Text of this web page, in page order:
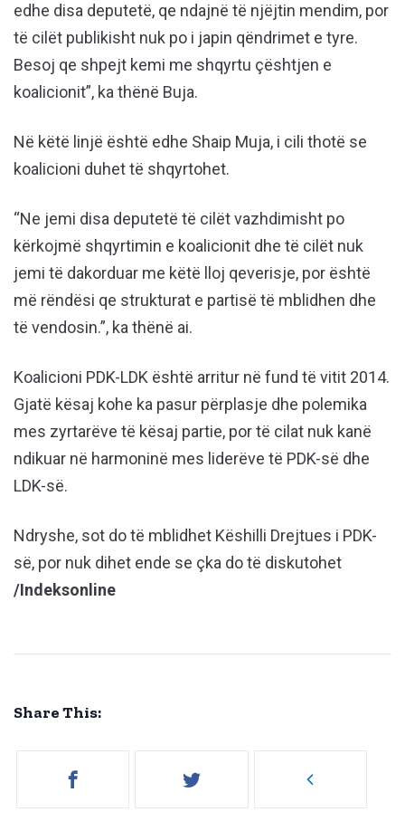
edhe disa deputetë, qe ndajnë të njëjtin mendim, por
të cilët publikisht nuk po i japin qëndrimet e tyre.
Besoj qe shpejt kemi me shqyrtu çështjen e
koalicionit”, ka thënë Buja.
Në këtë linjë është edhe Shaip Muja, i cili thotë se
koalicioni duhet të shqyrtohet.
“Ne jemi disa deputetë të cilët vazhdimisht po
kërkojmë shqyrtimin e koalicionit dhe të cilët nuk
jemi të dakorduar me këtë lloj qeverisje, por është
më rëndësi qe strukturat e partisë të mblidhen dhe
të vendosin.”, ka thënë ai.
Koalicioni PDK-LDK është arritur në fund të vitit 2014.
Gjatë kësaj kohe ka pasur përplasje dhe polemika
mes zyrtarëve të kësaj partie, por të cilat nuk kanë
ndikuar në harmoninë mes liderëve të PDK-së dhe
LDK-së.
Ndryshe, sot do të mblidhet Këshilli Drejtues i PDK-
së, por nuk dihet ende se çka do të diskutohet
/Indeksonline
Share This: